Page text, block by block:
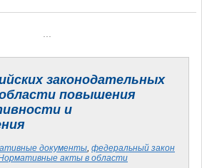
законодательных
повышения
и
документы, федеральный закон
акты в области